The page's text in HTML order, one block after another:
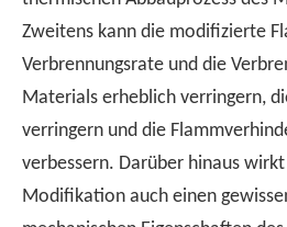
Zweitens kann die modifizierte
Verbrennungsrate und die
Materials erheblich verringern,
verringern und die
verbessern. Darüber hinaus
Modifikation auch einen